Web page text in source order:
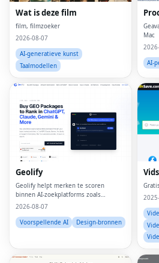
Wat is deze film
film, filmzoeker
2026-08-07
AI-generatieve kunst
Taalmodellen
Mac
AI-
Geolify
Geolify helpt merken te scoren
binnen AI-zoekplatforms zoals
ChatGPT, Gemini, Claude en Perplexity
(GEO).
2026-08-07
Voorspellende AI
Design-bronnen